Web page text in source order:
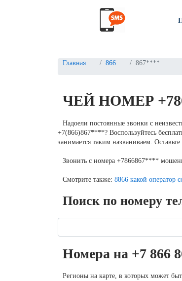
Главная 866 867****
ЧЕЙ НОМЕР
Надоели постоянные звонки с
+7(866)867****? Воспользуйтесь
занимается таким названиваем.
Звонить с номера +7866867****
Смотрите также: 8866 какой оператор
Поиск по номеру
Номера на +7 866
Регионы на карте, в которых может